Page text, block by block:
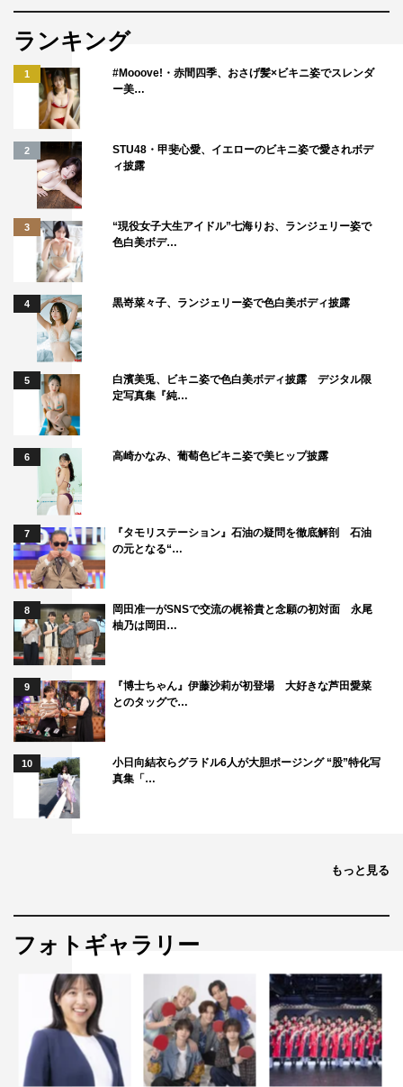
ランキング
1
#Mooove!・赤間四季、おさげ髪×ビキニ姿でスレンダ
ー美…
2
STU48・甲斐心愛、イエローのビキニ姿で愛されボデ
ィ披露
3
“現役女子大生アイドル”七海りお、ランジェリー姿で
色白美ボデ…
4 黒嵜菜々子、ランジェリー姿で色白美ボディ披露
5
白濱美兎、ビキニ姿で色白美ボディ披露 デジタル限
定写真集『純…
6 高崎かなみ、葡萄色ビキニ姿で美ヒップ披露
7
『タモリステーション』石油の疑問を徹底解剖 石油
の元となる“…
8
岡田准一がSNSで交流の梶裕貴と念願の初対面 永尾
柚乃は岡田…
9
『博士ちゃん』伊藤沙莉が初登場 大好きな芦田愛菜
とのタッグで…
10
小日向結衣らグラドル6人が大胆ポージング “股”特化写
真集「…
もっと見る
フォトギャラリー